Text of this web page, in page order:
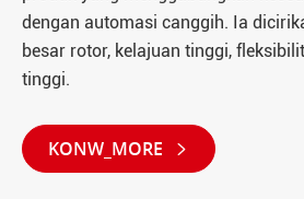
dengan automasi canggih. Ia
besar rotor, kelajuan tinggi,
tinggi.
KONW_MORE 